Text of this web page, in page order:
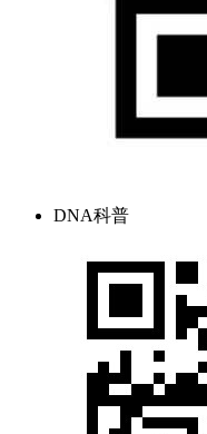
DNA科普